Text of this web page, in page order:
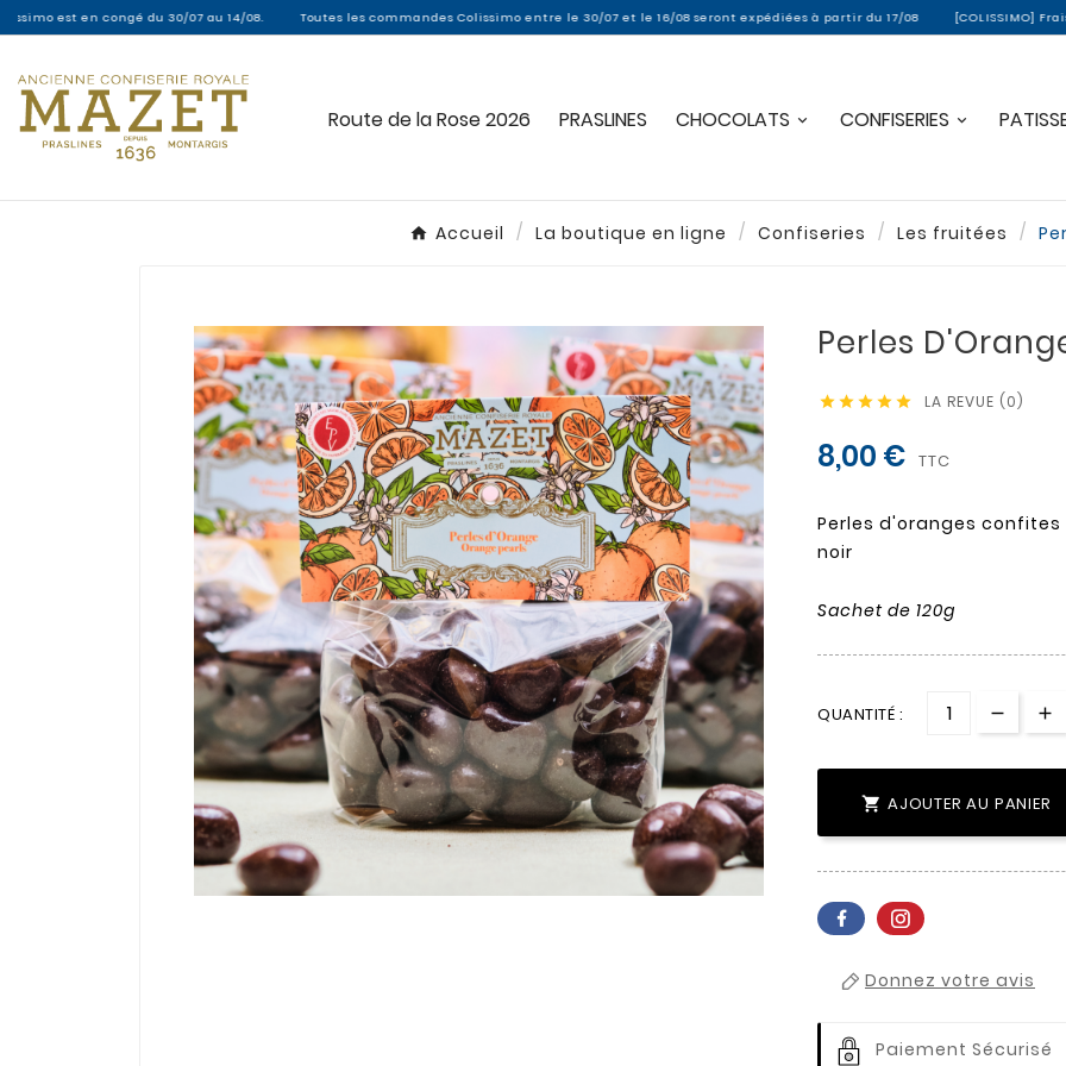
du 30/07 au 14/08. Toutes les commandes Colissimo entre le 30/07 et le 16/08 seront expédiées à partir du 17/08 [COLISSIMO] Frais de port
Route de la Rose 2026 PRASLINES CHOCOLATS CONFISERIES
Accueil La boutique en ligne Confiseries Les fruitées
Perles
     LA REVUE (0)
8,00 € TTC
Perles d'oranges
noir
Sachet de 120g
QUANTITÉ :
 AJOUTER AU PANIER
Donnez votre avis
Paiement Sécurisé